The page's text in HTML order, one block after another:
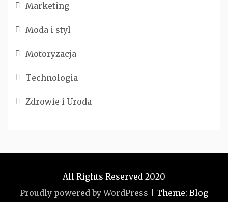
Marketing
Moda i styl
Motoryzacja
Technologia
Zdrowie i Uroda
All Rights Reserved 2020
Proudly powered by WordPress
Theme: Blog